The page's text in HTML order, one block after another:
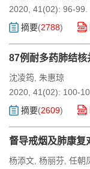
2020, 41(02): 96-99.
摘要(2788)
87例耐多药肺结
沈凌筠, 朱惠琼
2020, 41(02): 100-
摘要(2609)
督导戒烟及肺康复
杨添文, 杨丽芬, 任朝